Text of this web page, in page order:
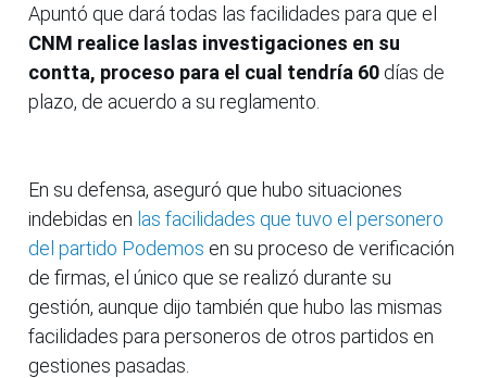
Apuntó que dará todas las facilidades para que el
CNM realice laslas investigaciones en su
contta, proceso para el cual tendría 60 días de
plazo, de acuerdo a su reglamento.
En su defensa, aseguró que hubo situaciones
indebidas en las facilidades que tuvo el personero
del partido Podemos en su proceso de verificación
de firmas, el único que se realizó durante su
gestión, aunque dijo también que hubo las mismas
facilidades para personeros de otros partidos en
gestiones pasadas.